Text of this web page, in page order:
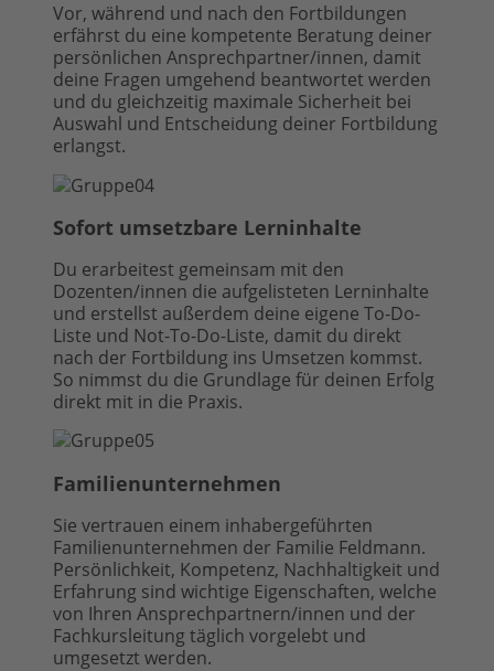
Vor, während und nach den Fortbildungen
erfährst du eine kompetente Beratung deiner
persönlichen Ansprechpartner/innen, damit
deine Fragen umgehend beantwortet werden
und du gleichzeitig maximale Sicherheit bei
Auswahl und Entscheidung deiner Fortbildung
erlangst.
Sofort umsetzbare Lerninhalte
Du erarbeitest gemeinsam mit den
Dozenten/innen die aufgelisteten Lerninhalte
und erstellst außerdem deine eigene To-Do-
Liste und Not-To-Do-Liste, damit du direkt
nach der Fortbildung ins Umsetzen kommst.
So nimmst du die Grundlage für deinen Erfolg
direkt mit in die Praxis.
Familienunternehmen
Sie vertrauen einem inhabergeführten
Familienunternehmen der Familie Feldmann.
Persönlichkeit, Kompetenz, Nachhaltigkeit und
Erfahrung sind wichtige Eigenschaften, welche
von Ihren Ansprechpartnern/innen und der
Fachkursleitung täglich vorgelebt und
umgesetzt werden.